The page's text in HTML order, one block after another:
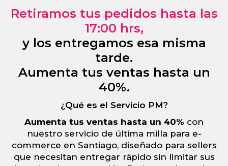
Retiramos tus pedidos hasta las
17:00 hrs,
y los entregamos esa misma
tarde.
Aumenta tus ventas hasta un
40%.
¿Qué es el Servicio PM?
Aumenta tus ventas hasta un 40% con
nuestro servicio de última milla para e-
commerce en Santiago, diseñado para sellers
que necesitan entregar rápido sin limitar sus